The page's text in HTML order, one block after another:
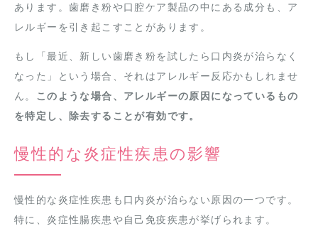
あります。歯磨き粉や口腔ケア製品の中にある成分も、ア
レルギーを引き起こすことがあります。
もし「最近、新しい歯磨き粉を試したら口内炎が治らなく
なった」という場合、それはアレルギー反応かもしれませ
ん。 このような場合、アレルギーの原因になっているもの
を特定し、除去することが有効です。
慢性的な炎症性疾患の影響
慢性的な炎症性疾患も口内炎が治らない原因の一つです。
特に、炎症性腸疾患や自己免疫疾患が挙げられます。